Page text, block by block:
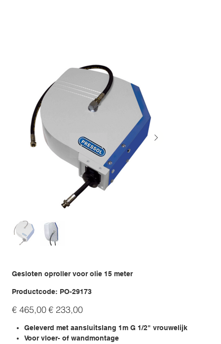
Gesloten oproller voor olie 15 meter
Productcode: Productcode
PO-
PO-29173
Originele
prijs
€ 465,00 Verkoopprijs
€ 233,00
Geleverd met aansluitslang 1m G 1/2" vrouwelijk
Voor vloer- of wandmontage